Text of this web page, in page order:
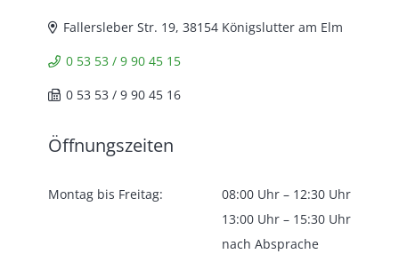
Fallersleber Str. 19, 38154 Königslutter am Elm
0 53 53 / 9 90 45 15
0 53 53 / 9 90 45 16
Öffnungszeiten
Montag bis Freitag:
08:00 Uhr – 12:30 Uhr
13:00 Uhr – 15:30 Uhr
nach Absprache